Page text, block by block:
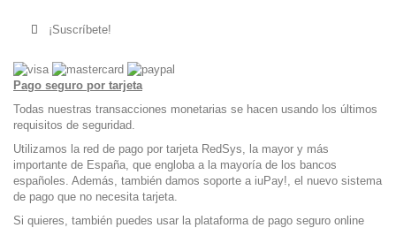
¡Suscríbete!
Pago seguro por tarjeta
Todas nuestras transacciones monetarias se hacen usando los últimos
requisitos de seguridad.
Utilizamos la red de pago por tarjeta RedSys, la mayor y más
importante de España, que engloba a la mayoría de los bancos
españoles. Además, también damos soporte a iuPay!, el nuevo sistema
de pago que no necesita tarjeta.
Si quieres, también puedes usar la plataforma de pago seguro online